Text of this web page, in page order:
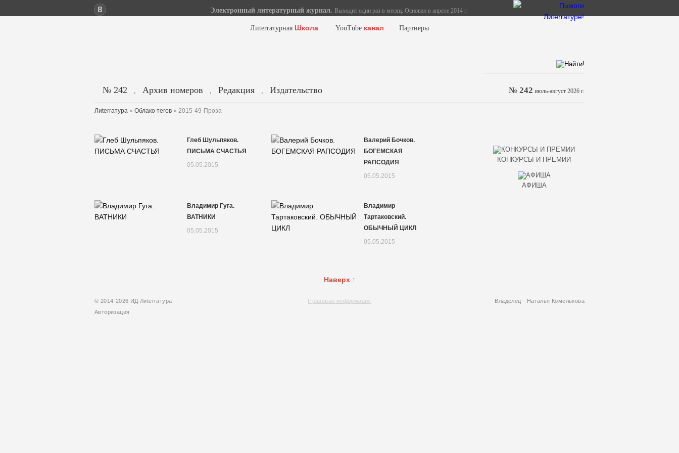
Электронный литературный журнал. Выходит один раз в месяц. Основан в апреле 2014 г.
Лиterraтурная Школа YouTube канал Партнеры
№ 242 . Архив номеров . Редакция . Издательство № 242 июль-август 2026 г.
Лиterraтура » Облако тегов » 2015-49-Проза
Глеб Шульпяков.
ПИСЬМА СЧАСТЬЯ
05.05.2015
Валерий Бочков.
БОГЕМСКАЯ
РАПСОДИЯ
05.05.2015
Владимир Гуга.
ВАТНИКИ
05.05.2015
Владимир
Тартаковский.
ОБЫЧНЫЙ ЦИКЛ
05.05.2015
КОНКУРСЫ И ПРЕМИИ
АФИША
Наверх ↑
© 2014-2026 ИД Лиterraтура Правовая информация
Владелец - Наталья Комелькова
Авторизация